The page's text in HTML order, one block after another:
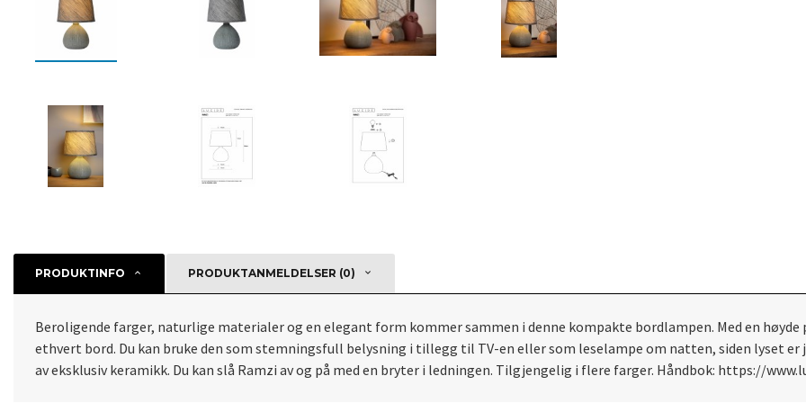
PRODUKTINFO PRODUKTANMELDELSER (0)
Beroligende farger, naturlige materialer og en elegant form kommer sammen i denne kompakte bordlampen. Med en
ethvert bord. Du kan bruke den som stemningsfull belysning i tillegg til TV-en eller som leselampe om natten, siden lyset
av eksklusiv keramikk. Du kan slå Ramzi av og på med en bryter i ledningen. Tilgjengelig i flere farger. Håndbok: https://